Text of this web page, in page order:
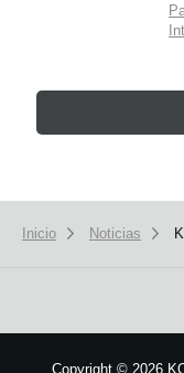
Inicio Noticias
Copyright © 2026